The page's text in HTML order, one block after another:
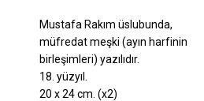
Mustafa Rakım üslubunda,
müfredat meşki (ayın harfinin
birleşimleri) yazılıdır.
18. yüzyıl.
20 x 24 cm. (x2)